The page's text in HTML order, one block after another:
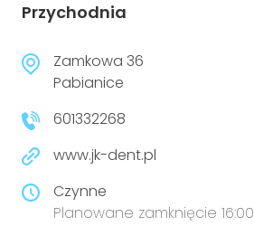
Przychodnia
Zamkowa 36
Pabianice
601332268
www.jk-dent.pl
Czynne
Planowane zamknięcie 16:00